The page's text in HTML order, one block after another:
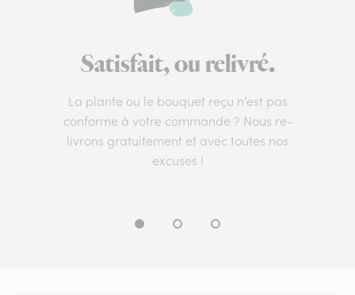
Satisfait, ou relivré.
La plante ou le bouquet reçu n’est pas
conforme à votre commande ? Nous re-
livrons gratuitement et avec toutes nos
excuses !